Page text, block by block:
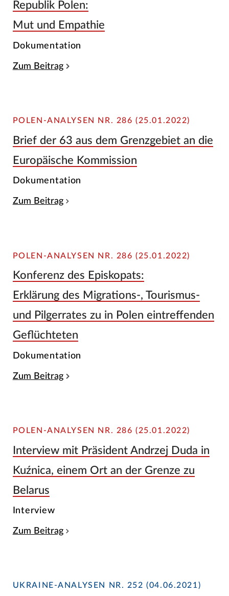
Republik Polen:
Mut und Empathie
Dokumentation
Zum Beitrag
POLEN-ANALYSEN NR. 286 (25.01.2022)
Brief der 63 aus dem Grenzgebiet an die
Europäische Kommission
Dokumentation
Zum Beitrag
POLEN-ANALYSEN NR. 286 (25.01.2022)
Konferenz des Episkopats:
Erklärung des Migrations-, Tourismus-
und Pilgerrates zu in Polen eintreffenden
Geflüchteten
Dokumentation
Zum Beitrag
POLEN-ANALYSEN NR. 286 (25.01.2022)
Interview mit Präsident Andrzej Duda in
Kuźnica, einem Ort an der Grenze zu
Belarus
Interview
Zum Beitrag
UKRAINE-ANALYSEN NR. 252 (04.06.2021)